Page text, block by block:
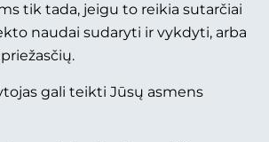
tik tada, jeigu to reikia sutarčiai
naudai sudaryti ir vykdyti, arba
gali teikti Jūsų asmens